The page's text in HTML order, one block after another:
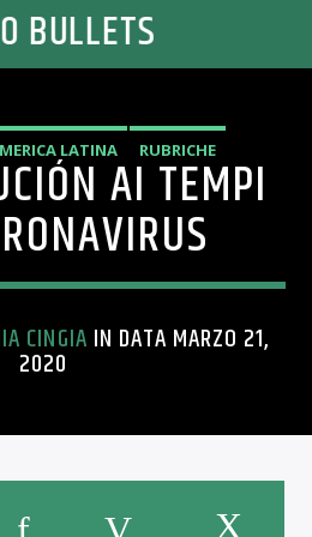
BULLETS
LATINA RUBRICHE
AI TEMPI
CINGIA IN DATA MARZO 21,
2020